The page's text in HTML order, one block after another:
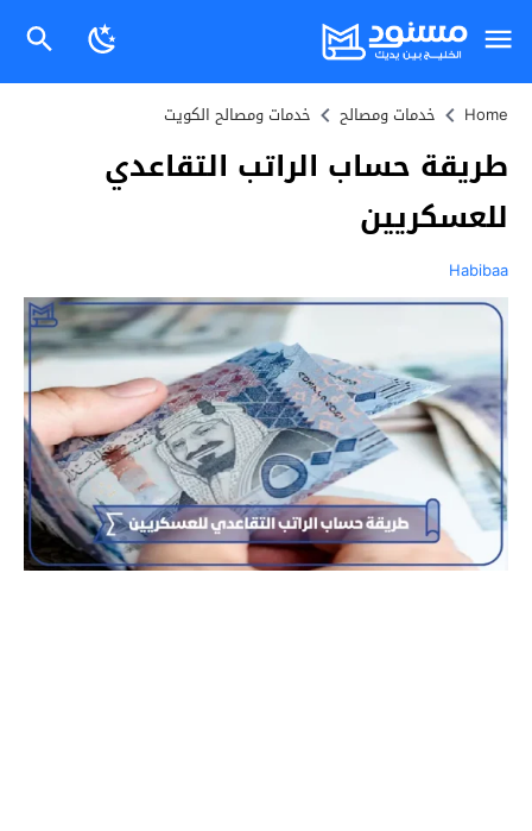
Home خدمات ومصالح خدمات ومصالح الكويت
طريقة حساب الراتب التقاعدي
للعسكريين
Habibaa